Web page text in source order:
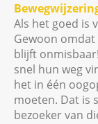
Als het goed is
Gewoon
blijft
snel hun weg
het in één
moeten. Dat is
bezoeker van